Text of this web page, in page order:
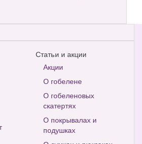
Статьи и акции
Акции
О гобелене
О гобеленовых
скатертях
О покрывалах и
подушках